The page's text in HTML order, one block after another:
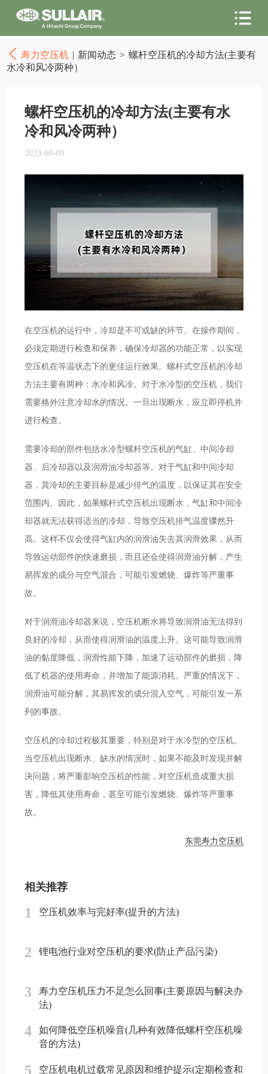
寿力空压机 | 新闻动态 > 螺杆空压机的冷却方法(主要有
水冷和风冷两种）
螺杆空压机的冷却方法(主要有水
冷和风冷两种）
2023-08-09
在空压机的运行中，冷却是不可或缺的环节。在操作期间，
必须定期进行检查和保养，确保冷却器的功能正常，以实现
空压机在等温状态下的更佳运行效果。螺杆式空压机的冷却
方法主要有两种：水冷和风冷。对于水冷型的空压机，我们
需要格外注意冷却水的情况。一旦出现断水，应立即停机并
进行检查。
需要冷却的部件包括水冷型螺杆空压机的气缸、中间冷却
器、后冷却器以及润滑油冷却器等。对于气缸和中间冷却
器，其冷却的主要目标是减少排气的温度，以保证其在安全
范围内。因此，如果螺杆式空压机出现断水，气缸和中间冷
却器就无法获得适当的冷却，导致空压机排气温度骤然升
高。这样不仅会使得气缸内的润滑油失去其润滑效果，从而
导致运动部件的快速磨损，而且还会使得润滑油分解，产生
易挥发的成分与空气混合，可能引发燃烧、爆炸等严重事
故。
对于润滑油冷却器来说，空压机断水将导致润滑油无法得到
良好的冷却，从而使得润滑油的温度上升。这可能导致润滑
油的黏度降低，润滑性能下降，加速了运动部件的磨损，降
低了机器的使用寿命，并增加了能源消耗。严重的情况下，
润滑油可能分解，其易挥发的成分混入空气，可能引发一系
列的事故。
空压机的冷却过程极其重要，特别是对于水冷型的空压机。
当空压机出现断水、缺水的情况时，如果不能及时发现并解
决问题，将严重影响空压机的性能，对空压机造成重大损
害，降低其使用寿命，甚至可能引发燃烧、爆炸等严重事
故。
东莞寿力空压机
相关推荐
1 空压机效率与完好率(提升的方法)
2 锂电池行业对空压机的要求(防止产品污染)
3
寿力空压机压力不足怎么回事(主要原因与解决办
法)
4
如何降低空压机噪音(几种有效降低螺杆空压机噪
音的方法)
5 空压机电机过载常见原因和维护提示(定期检查和